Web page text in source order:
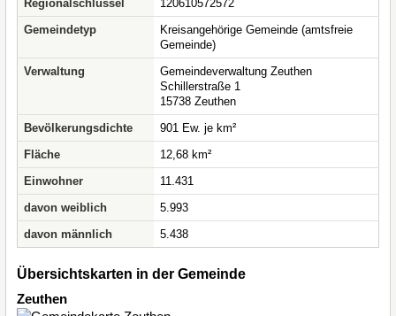
Regionalschlüssel
120610572572
Gemeindetyp
Kreisangehörige Gemeinde (amtsfreie
Gemeinde)
Verwaltung
Gemeindeverwaltung Zeuthen
Schillerstraße 1
15738 Zeuthen
Bevölkerungsdichte
901 Ew. je km²
Fläche
12,68 km²
Einwohner
11.431
davon weiblich
5.993
davon männlich
5.438
Übersichtskarten in der Gemeinde
Zeuthen